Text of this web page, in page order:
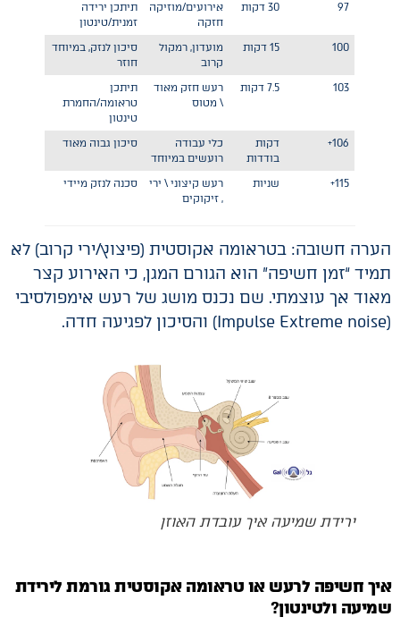
97
30 דקות
אירועים/מוזיקה
חזקה
תיתכן ירידה
זמנית/טינטון
100
15 דקות
מועדון, רמקול
קרוב
סיכון לנזק, במיוחד
חוזר
103
7.5 דקות
רעש חזק מאוד
\ מטוס
תיתכן
טראומה/החמרת
טינטון
106+
דקות
בודדות
כלי עבודה
רועשים במיוחד
סיכון גבוה מאוד
115+ שניות
רעש קיצוני \ ירי
, זיקוקים
סכנה לנזק מיידי
הערה חשובה: בטראומה אקוסטית (פיצוץ/ירי קרוב) לא
תמיד “זמן חשיפה” הוא הגורם המגן, כי האירוע קצר
מאוד אך עוצמתי. שם נכנס מושג של רעש אימפולסיבי
(Impulse Extreme noise) והסיכון לפגיעה חדה.
ירידת שמיעה איך עובדת האוזן
איך חשיפה לרעש או טראומה אקוסטית גורמת לירידת
שמיעה ולטינטון?